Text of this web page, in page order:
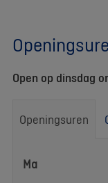
Open op dinsdag
Openingsuren
Openingsuren
Ma